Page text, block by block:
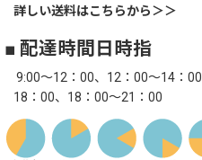
詳しい送料はこちらから＞＞
■ 配達時間日時指
9:00～12：00、12：00～14：
18：00、18：00～21：00